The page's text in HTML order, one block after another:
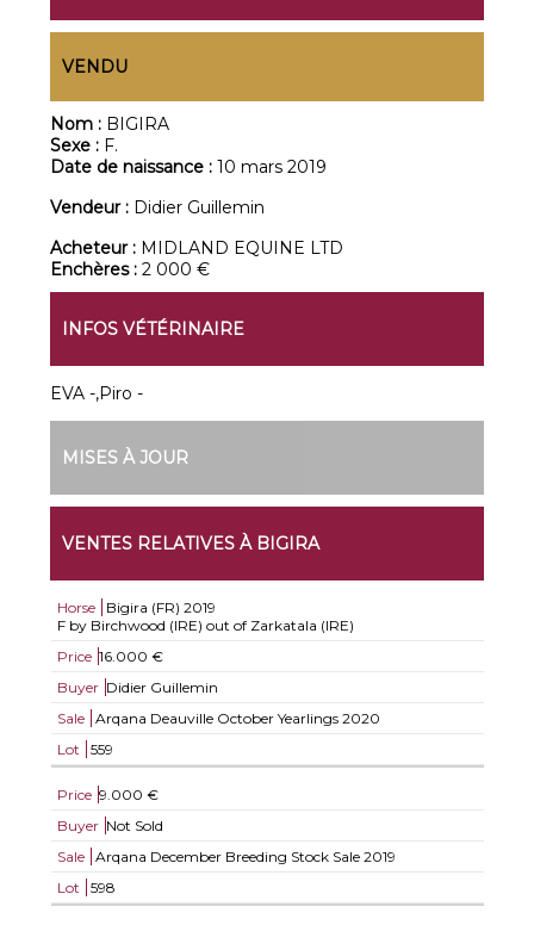
VENDU
Nom : BIGIRA
Sexe : F.
Date de naissance :10 mars 2019
Vendeur : Didier Guillemin
Acheteur : MIDLAND EQUINE LTD
Enchères :2 000 €
INFOS VÉTÉRINAIRE
EVA -,Piro -
MISES À JOUR
VENTES RELATIVES À BIGIRA
Horse Bigira (FR) 2019
F by Birchwood (IRE) out of Zarkatala (IRE)
Price 16.000 €
Buyer Didier Guillemin
Sale
Arqana Deauville October Yearlings 2020
Lot
559
Price 9.000 €
Buyer Not Sold
Sale
Arqana December Breeding Stock Sale 2019
Lot
598